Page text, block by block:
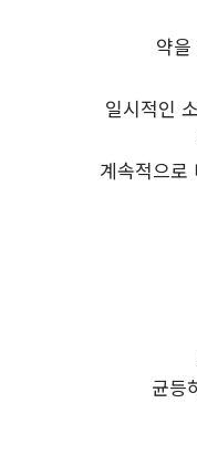
약
일시적인
계속적으로
균등